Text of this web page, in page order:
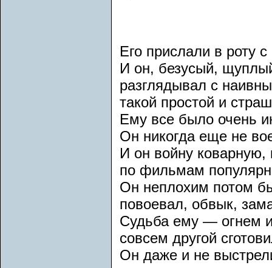
Его прислали в роту
И он, безусый,
разглядывал с
такой простой и
Ему все было очень
Он никогда еще не
И он войну коварную,
по фильмам
Он неплохим потом
повоевал, обвык,
Судьба ему — огнем
совсем другой
Он даже и не